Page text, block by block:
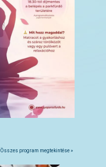
Összes program megtekintése »